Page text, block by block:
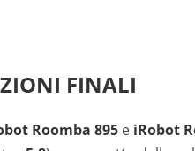
FINALI
Roomba 895 e iRobot